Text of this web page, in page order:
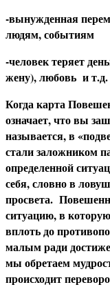
-вынужденная
людям, событиям
-человек теряет
жену), любовь и т.д.
Когда карта
означает, что вы
называется, в
стали заложником
определенной
себя, словно в
просвета.
ситуацию, в
вплоть до
малым ради
мы обретаем
происходит